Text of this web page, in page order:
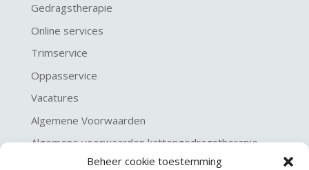
Beheer cookie toestemming
Gedragstherapie
Online services
Trimservice
Oppasservice
Vacatures
Algemene Voorwaarden
Algemene voorwaarden kattengedragstherapie
Privacy verklaring